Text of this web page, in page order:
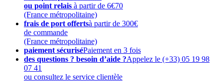
ou point relais à partir de 6€70
(France métropolitaine)
frais de port offertsà partir de 300€
de commande
(France métropolitaine)
paiement sécuriséPaiement en 3 fois
des questions ? besoin d’aide ?Appelez le (+33) 05 19 98
07 41
ou consultez le service clientèle